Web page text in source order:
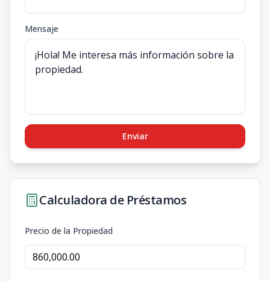
Mensaje
Enviar
Calculadora de Préstamos
Precio de la Propiedad